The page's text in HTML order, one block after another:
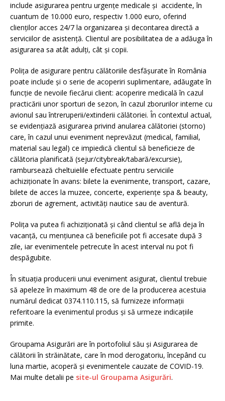
include asigurarea pentru urgențe medicale și accidente, în
cuantum de 10.000 euro, respectiv 1.000 euro, oferind
clienților acces 24/7 la organizarea și decontarea directă a
serviciilor de asistență. Clientul are posibilitatea de a adăuga în
asigurarea sa atât adulți, cât și copii.
Polița de asigurare pentru călătoriile desfășurate în România
poate include și o serie de acoperiri suplimentare, adăugate în
funcție de nevoile fiecărui client: acoperire medicală în cazul
practicării unor sporturi de sezon, în cazul zborurilor interne cu
avionul sau întreruperii/extinderii călătoriei. În contextul actual,
se evidențiază asigurarea privind anularea călătoriei (storno)
care, în cazul unui eveniment neprevăzut (medical, familial,
material sau legal) ce impiedică clientul să beneficieze de
călătoria planificată (sejur/citybreak/tabară/excursie),
rambursează cheltuielile efectuate pentru serviciile
achiziționate în avans: bilete la evenimente, transport, cazare,
bilete de acces la muzee, concerte, experiențe spa & beauty,
zboruri de agrement, activități nautice sau de aventură.
Polița va putea fi achiziționată și când clientul se află deja în
vacanță, cu mențiunea că beneficiile pot fi accesate după 3
zile, iar evenimentele petrecute în acest interval nu pot fi
despăgubite.
În situația producerii unui eveniment asigurat, clientul trebuie
să apeleze în maximum 48 de ore de la producerea acestuia
numărul dedicat 0374.110.115, să furnizeze informații
referitoare la evenimentul produs și să urmeze indicațiile
primite.
Groupama Asigurări are în portofoliul său și Asigurarea de
călătorii în străinătate, care în mod derogatoriu, începând cu
luna martie, acoperă și evenimentele cauzate de COVID-19.
Mai multe detalii pe site-ul Groupama Asigurări.